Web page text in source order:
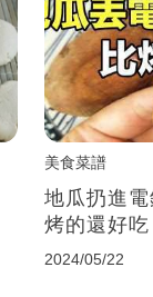
美食菜譜
地瓜扔進
烤的還好吃
2024/05/22